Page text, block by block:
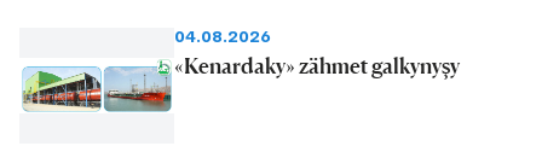
04.08.2026
«Kenardaky» zähmet galkynyşy